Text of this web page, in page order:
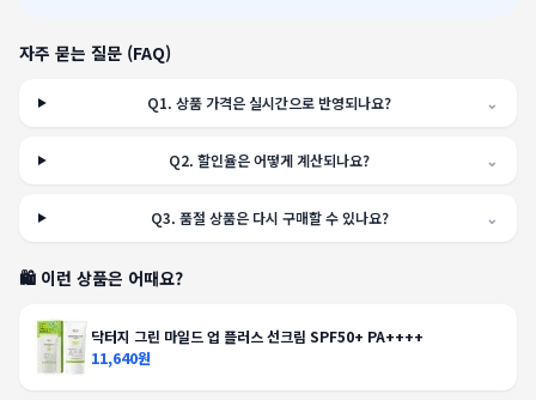
자주 묻는 질문 (FAQ)
Q1.상품 가격은 실시간으로 반영되나요? ⌄
Q2.할인율은 어떻게 계산되나요? ⌄
Q3. 품절 상품은 다시 구매할 수 있나요? ⌄
🛍️ 이런 상품은 어때요?
닥터지 그린 마일드 업 플러스 선크림 SPF50+ PA++++
11,640원